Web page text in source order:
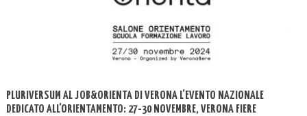
PLURIVERSUM AL JOB&ORIENTA DI VERONA L’EVENTO NAZIONALE
DEDICATO ALL’ORIENTAMENTO: 27-30 NOVEMBRE, VERONA FIERE